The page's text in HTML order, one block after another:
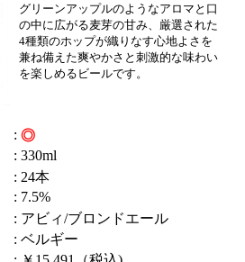
グリーンアップルのようなアロマと口
の中に広がる麦芽の甘み、厳選された
4種類のホップが織りなす心地よさを
兼ね備えた爽やかさと刺激的な味わい
を楽しめるビールです。
: ◎
: 330ml
: 24本
: 7.5%
: アビィ/ブロンドエール
: ベルギー